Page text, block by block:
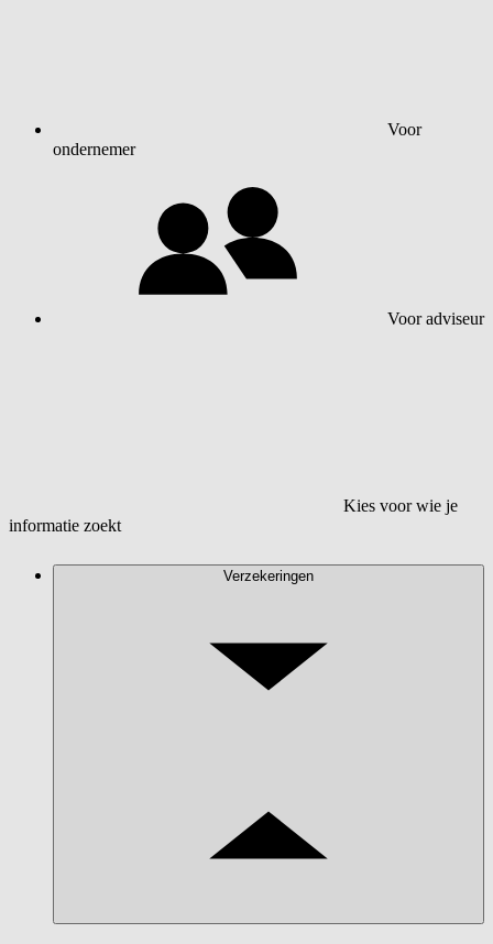
Voor
ondernemer
Voor adviseur
Kies voor wie je
informatie zoekt
Verzekeringen